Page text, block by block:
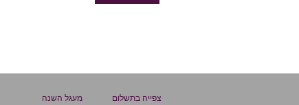
צפייה בתשלום
מעגל השנה